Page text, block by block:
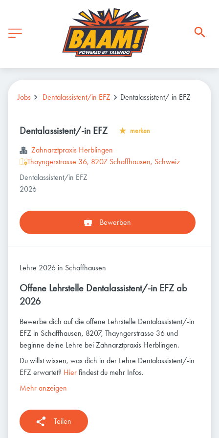
Jobs Dentalassistent/in EFZ Dentalassistent/-in EFZ
Dentalassistent/-in EFZ merken
Zahnarztpraxis Herblingen
Thayngerstrasse 36, 8207 Schaffhausen, Schweiz
Dentalassistent/in EFZ
2026
Bewerben
Lehre 2026 in Schaffhausen
Offene Lehrstelle Dentalassistent/-in EFZ ab
2026
Bewerbe dich auf die offene Lehrstelle Dentalassistent/-in
EFZ in Schaffhausen, 8207, Thayngerstrasse 36 und
beginne deine Lehre bei Zahnarztpraxis Herblingen.
Du willst wissen, was dich in der Lehre Dentalassistent/-in
EFZ erwartet? Hier findest du mehr Infos.
Mehr anzeigen
Teilen